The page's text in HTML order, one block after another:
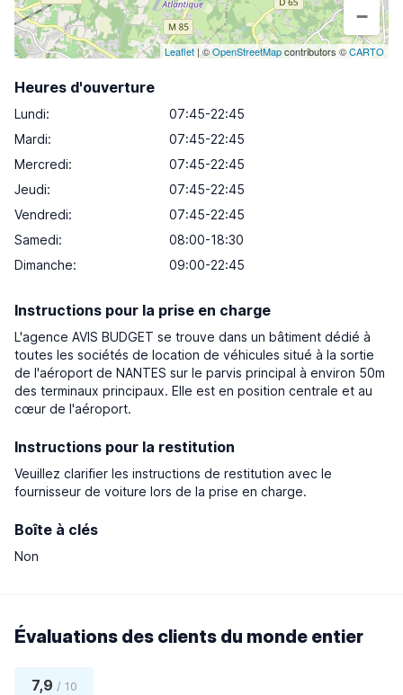
−
Leaflet | ©OpenStreetMapcontributors ©CARTO
Heures d'ouverture
Lundi:
07:45-22:45
Mardi:
07:45-22:45
Mercredi:
07:45-22:45
Jeudi:
07:45-22:45
Vendredi:
07:45-22:45
Samedi:
08:00-18:30
Dimanche: 09:00-22:45
Instructions pour la prise en charge
L'agence AVIS BUDGET se trouve dans un bâtiment dédié à
toutes les sociétés de location de véhicules situé à la sortie
de l'aéroport de NANTES sur le parvis principal à environ 50m
des terminaux principaux. Elle est en position centrale et au
cœur de l'aéroport.
Instructions pour la restitution
Veuillez clarifier les instructions de restitution avec le
fournisseur de voiture lors de la prise en charge.
Boîte à clés
Non
Évaluations des clients du monde entier
7,9 / 10